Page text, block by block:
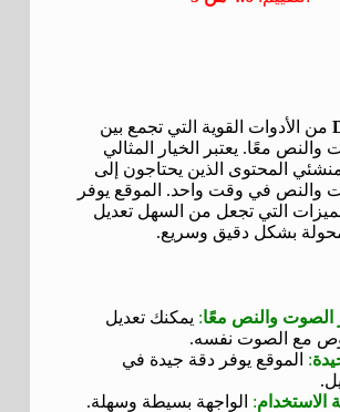
من الأدوات القوية التي تجمع بين
والنص معًا. يعتبر الخيار المثالي
المحتوى الذين يحتاجون إلى
والنص في وقت واحد. الموقع يوفر
التي تجعل من السهل تعديل
بشكل دقيق وسريع.
الصوت والنص معًا: يمكنك تعديل
مع الصوت نفسه.
: الموقع يوفر دقة جيدة في
الاستخدام: الواجهة بسيطة وسهلة.